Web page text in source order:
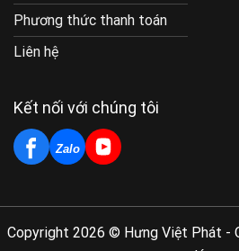
Phương thức thanh toán
Liên hệ
Kết nối với chúng tôi
Zalo
Copyright 2026 © Hưng Việt Phát -